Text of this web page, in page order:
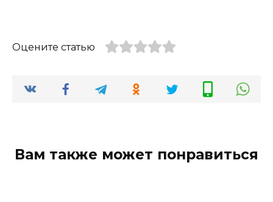
Оцените статью
Вам также может понравиться